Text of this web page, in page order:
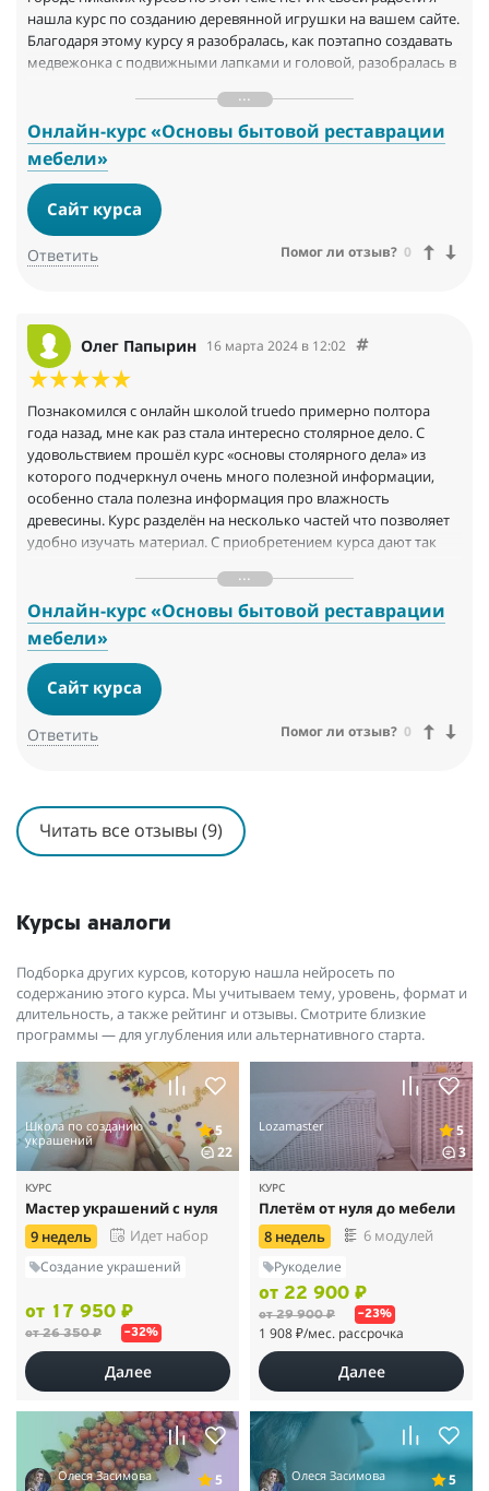
нашла курс по созданию деревянной игрушки на вашем сайте.
Благодаря этому курсу я разобралась, как поэтапно создавать
медвежонка с подвижными лапками и головой, разобралась в
знания для создания других игрушек. Уроки подробные,
понятные новичкам, которые впервые держат в руках
инструмент или только хотят его приобрести, но не знают где
и с чего начать. Очень рада такой возможности и вообще, -
очень ценно, что вы возрождаете ремесла и каждый
обыватель может приобщиться к знаниям и практическим
навыкам, сделав их делом своей жизни. Спасибо
Онлайн-курс «Основы бытовой реставрации
мебели»
Сайт курса
Ответить Помог ли отзыв? 0
Олег Папырин 16 марта 2024 в 12:02
Познакомился с онлайн школой truedo примерно полтора
года назад, мне как раз стала интересно столярное дело. С
удовольствием прошёл курс «основы столярного дела» из
которого подчеркнул очень много полезной информации,
особенно стала полезна информация про влажность
древесины. Курс разделён на несколько частей что позволяет
удобно изучать материал. С приобретением курса дают так
позволяет приобретать проверенную продукцию с хорошей
выгодой.
А ещё в самой группе часто выкладывают полезные статьи на
разную тематику. Администраторы truedo быстро и корректно
отвечают на ваши вопросы хоть по написанной статье либо о
вопросе о курсе. Обратная связь просто вышка. А ещё
проходят конкурсы среди участников школы ;)
Онлайн-курс «Основы бытовой реставрации
мебели»
Сайт курса
Ответить Помог ли отзыв? 0
Читать все отзывы (9)
Курсы аналоги
Подборка других курсов, которую нашла нейросеть по
содержанию этого курса. Мы учитываем тему, уровень, формат и
длительность, а также рейтинг и отзывы. Смотрите близкие
программы — для углубления или альтернативного старта.
Школа по созданию
украшений
5
22
КУРС
Мастер украшений с нуля
9 недель
Идет набор
Создание украшений
от 17 950 ₽
от 26 350 ₽ –32%
Далее
Lozamaster
5
3
КУРС
Плетём от нуля до мебели
8 недель
6 модулей
Рукоделие
от 22 900 ₽
от 29 900 ₽ –23%
1 908 ₽/мес. рассрочка
Далее
Олеся Засимова
5
Олеся Засимова
5